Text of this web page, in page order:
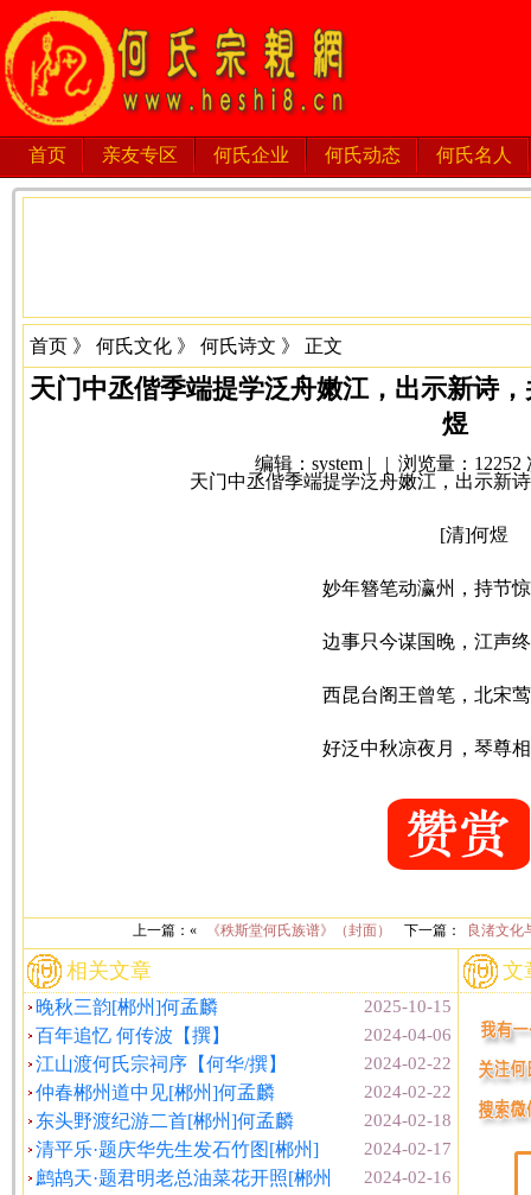
首页 亲友专区 何氏企业 何氏动态 何氏名人
首页 》 何氏文化 》 何氏诗文 》 正文
天门中丞偕季端提学泛舟嫩江，出示新诗
煜
编辑：system | | 浏览量：12252
天门中丞偕季端提学泛舟嫩江，出示新
[清]何煜
妙年簪笔动瀛州，持节
边事只今谋国晚，江声
西昆台阁王曾笔，北宋
好泛中秋凉夜月，琴尊
上一篇：« 《秩斯堂何氏族谱》（封面） 下一篇： 良渚文化
相关文章
2025-10-15
晚秋三韵[郴州]何孟麟
2024-04-06
百年追忆 何传波【撰】
2024-02-22
江山渡何氏宗祠序【何华/撰】
2024-02-22
仲春郴州道中见[郴州]何孟麟
2024-02-18
东头野渡纪游二首[郴州]何孟麟
2024-02-17
清平乐·题庆华先生发石竹图[郴州]
2024-02-16
鹧鸪天·题君明老总油菜花开照[郴州
文